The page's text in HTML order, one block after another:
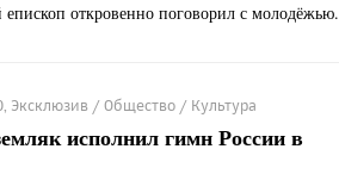
откровенно поговорил с молодёжью.
Эксклюзив / Общество / Культура
исполнил гимн России в